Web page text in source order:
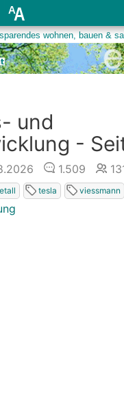
und
-
1.509
tesla viessmann